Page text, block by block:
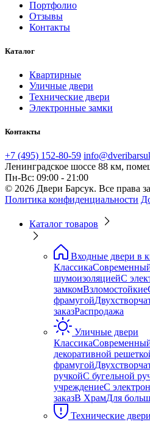
Портфолио
Отзывы
Контакты
Каталог
Квартирные
Уличные двери
Технические двери
Электронные замки
Контакты
+7 (495) 152-80-59
Ленинградское шоссе 88 км,
Пн-Вс: 09:00 - 21:00
© 2026 Двери Барсук. Все права
Политика конфиденциальности
Каталог товаров
Входные двери в
Классика
шумоизоляциейС
замкомВзломостойкие
фрамугой
заказРаспродажа
Уличные двери
Классика
декоративной
фрамугой
ручкойС бугельной
учреждениеС
заказВ ХрамДля
Технические двери